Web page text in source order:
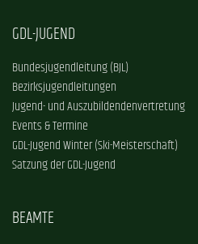
GDL-JUGEND
Bundesjugendleitung (BJL)
Bezirksjugendleitungen
Jugend- und Auszubildendenvertretung
Events & Termine
GDL-Jugend Winter (Ski-Meisterschaft)
Satzung der GDL-Jugend
BEAMTE